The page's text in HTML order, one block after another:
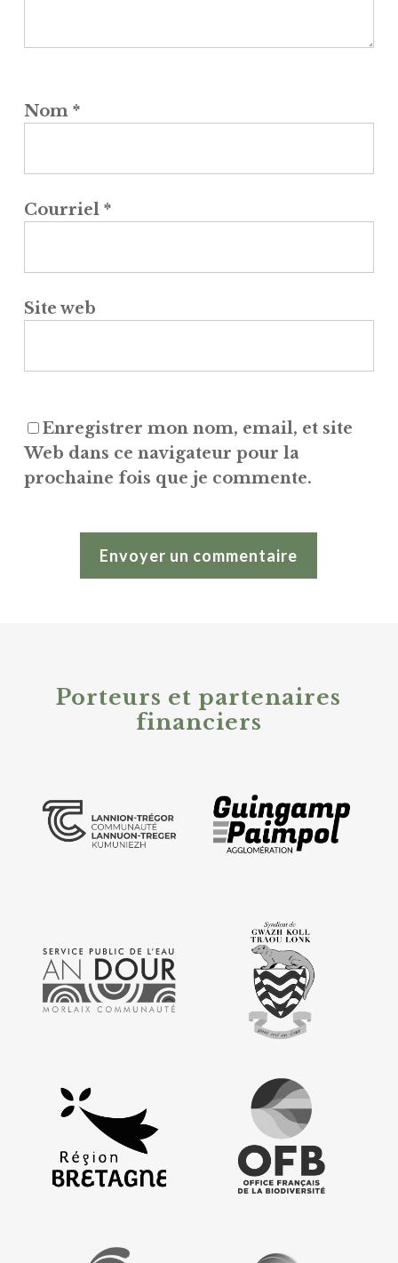
Nom *
Courriel *
Site web
Enregistrer mon nom, email, et site
Web dans ce navigateur pour la
prochaine fois que je commente.
Porteurs et partenaires
financiers